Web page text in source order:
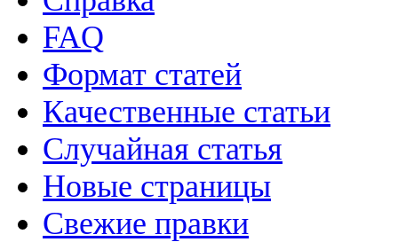
FAQ
Формат статей
Качественные статьи
Случайная статья
Новые страницы
Свежие правки